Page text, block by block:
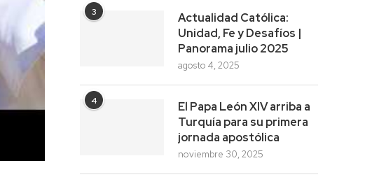
3
Actualidad Católica:
Unidad, Fe y Desafíos |
Panorama julio 2025
agosto 4, 2025
4
El Papa León XIV arriba a
Turquía para su primera
jornada apostólica
noviembre 30, 2025